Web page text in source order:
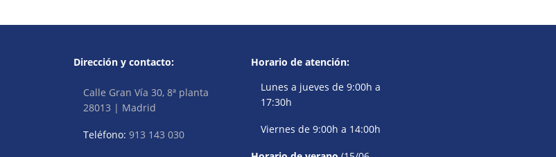
Dirección y contacto:
Calle Gran Vía 30, 8ª planta
28013 | Madrid
Teléfono: 913 143 030
Horario de atención:
Lunes a jueves de 9:00h a
17:30h
Viernes de 9:00h a 14:00h